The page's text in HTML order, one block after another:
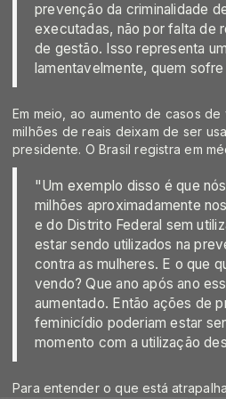
prevenção da criminalidade
executadas, não por falta de
de gestão. Isso representa
lamentavelmente, quem
Em meio, ao aumento de casos de
milhões de reais deixam de ser
presidente. O Brasil registra em
"Um exemplo disso é que
milhões aproximadamente
e do Distrito Federal sem
estar sendo utilizados na
contra as mulheres. E o que
vendo? Que ano após ano
aumentado. Então ações de
feminicídio poderiam estar
momento com a utilização
Para entender o que está